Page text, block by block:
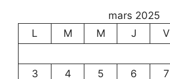
mars 2025
L
M M J V
3
4 5 6 7